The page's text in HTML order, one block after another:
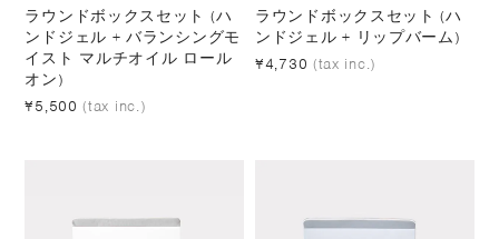
ラウンドボックスセット (ハ
ンドジェル + バランシングモ
イスト マルチオイル ロール
オン)
¥5,500 (tax inc.)
ラウンドボックスセット (ハ
ンドジェル + リップバーム)
¥4,730 (tax inc.)